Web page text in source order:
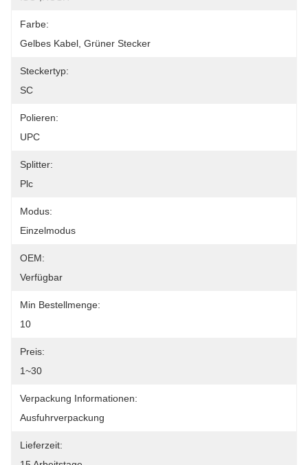
Farbe:
Gelbes Kabel, Grüner Stecker
Steckertyp:
SC
Polieren:
UPC
Splitter:
Plc
Modus:
Einzelmodus
OEM:
Verfügbar
Min Bestellmenge:
10
Preis:
1~30
Verpackung Informationen:
Ausfuhrverpackung
Lieferzeit: